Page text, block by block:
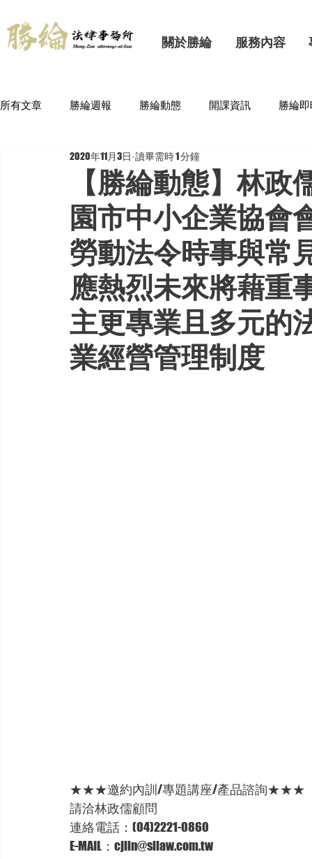
關於勝綸 服務內容
所有文章 勝綸週報 勝綸動態 開課資訊 勝綸
【勝綸動態】林政
園市中小企業協會
勞動法令時事與常
應熱烈未來將藉重
主更專業且多元的
業經營管理制度
2020年11月3日 讀畢需時 1 分鐘
★★★邀約內訓/專題講座/產品諮詢★★★
請洽林政儒顧問
連絡電話：(04)2221-0860
E-MAIL：cjlin@sllaw.com.tw